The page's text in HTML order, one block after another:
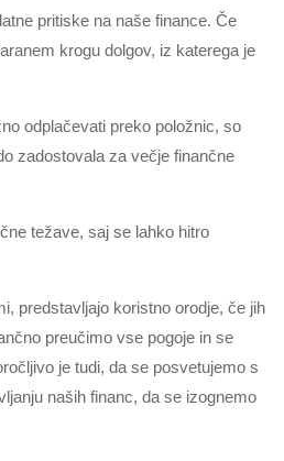
pritiske na naše finance. Če
krogu dolgov, iz katerega je
odplačevati preko položnic, so
zadostovala za večje finančne
težave, saj se lahko hitro
predstavljajo koristno orodje, če jih
preučimo vse pogoje in se
je tudi, da se posvetujemo s
naših financ, da se izognemo